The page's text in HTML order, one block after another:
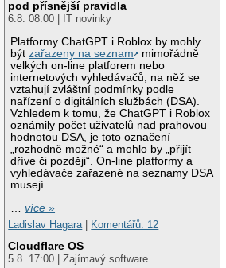
pod přísnější pravidla
6.8. 08:00 | IT novinky
Platformy ChatGPT i Roblox by mohly
býtzařazeny na seznam
mimořádně
velkých on-line platforem nebo
internetových vyhledávačů, na něž se
vztahují zvláštní podmínky podle
nařízení o digitálních službách (DSA).
Vzhledem k tomu, že ChatGPT i Roblox
oznámily počet uživatelů nad prahovou
hodnotou DSA, je toto označení
„rozhodně možné“ a mohlo by „přijít
dříve či později“. On-line platformy a
vyhledávače zařazené na seznamy DSA
musejí
…více »
Ladislav Hagara| Komentářů: 12
Cloudflare OS
5.8. 17:00 | Zajímavý software